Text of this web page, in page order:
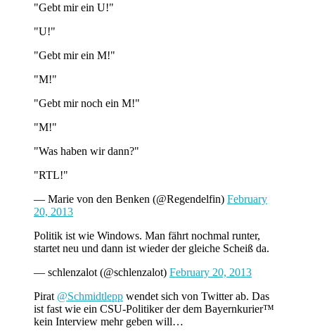
"Gebt mir ein U!"
"U!"
"Gebt mir ein M!"
"M!"
"Gebt mir noch ein M!"
"M!"
"Was haben wir dann?"
"RTL!"
— Marie von den Benken (@Regendelfin) February
20, 2013
Politik ist wie Windows. Man fährt nochmal runter,
startet neu und dann ist wieder der gleiche Scheiß da.
— schlenzalot (@schlenzalot) February 20, 2013
Pirat @Schmidtlepp wendet sich von Twitter ab. Das
ist fast wie ein CSU-Politiker der dem Bayernkurier™
kein Interview mehr geben will…